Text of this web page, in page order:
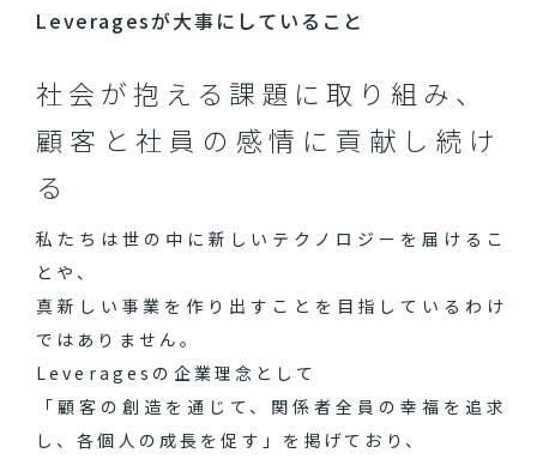
Leveragesが大事にしていること
社会が抱える課題に取り組み、
顧客と社員の感情に貢献し続け
る
私たちは世の中に新しいテクノロジーを届けるこ
とや、
真新しい事業を作り出すことを目指しているわけ
ではありません。
Leveragesの企業理念として
「顧客の創造を通じて、関係者全員の幸福を追求
し、各個人の成長を促す」を掲げており、